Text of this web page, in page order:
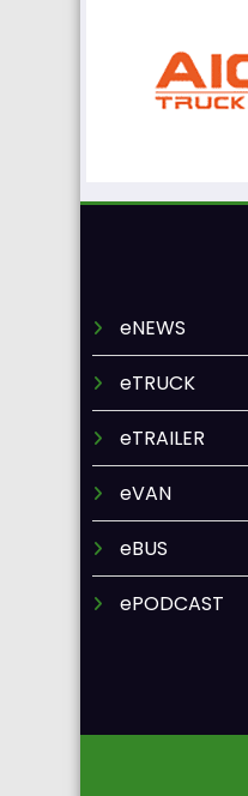
eNEWS
eTRUCK
eTRAILER
eVAN
eBUS
ePODCAST